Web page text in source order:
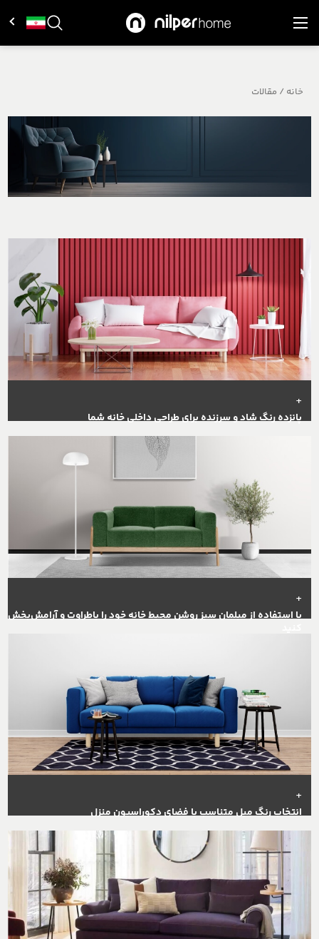
خانه / مقالات
+
پانزده رنگ شاد و سرزنده برای طراحی داخلی خانه شما
+
با استفاده از مبلمان سبز روشن محیط خانه خود را باطراوت و آرامش‌بخش
+
انتخاب رنگ مبل متناسب با فضای دکوراسیون منزل